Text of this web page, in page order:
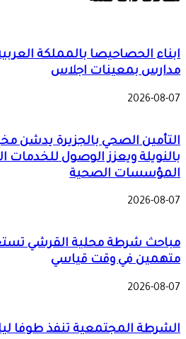
مدارس بمعينات اجلاس
2026-08-07
التأمين الصحي بالجزيرة يدشن
بالنويلة ويعزز الوصول
المؤسسات الصحية
2026-08-07
مباحث شرطة محلية القرشي
متهمين في وقت قياسي
2026-08-07
الشرطة المجتمعية تنفذ طوفا